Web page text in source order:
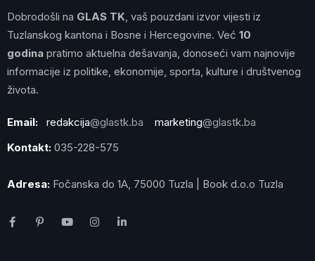
Dobrodošli na GLAS TK , vaš pouzdani izvor vijesti iz
Tuzlanskog kantona i Bosne i Hercegovine. Već 10
godina pratimo aktuelna dešavanja, donoseći vam najnovije
informacije iz politike, ekonomije, sporta, kulture i društvenog
života.
Email: redakcija@glastk.ba marketing@glastk.ba
Kontakt: 035-228-575
Adresa: Fočanska do 1A, 75000 Tuzla | Book d.o.o Tuzla